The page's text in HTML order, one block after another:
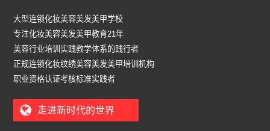
大型连锁化妆美容美发美甲学校
专注化妆美容美发美甲教育21年
美容行业培训实践教学体系的践行者
正规连锁化妆纹绣美容美发美甲培训机构
职业资格认证考核标准实践者
走进新时代的世界